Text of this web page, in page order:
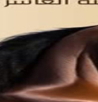
تواصل معنا
مدينة العاشر من رمضان
01221020029
055-4494429